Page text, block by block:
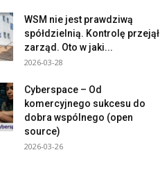
WSM nie jest prawdziwą
spółdzielnią. Kontrolę przejął
zarząd. Oto w jaki...
2026-03-28
Cyberspace – Od
komercyjnego sukcesu do
dobra wspólnego (open
source)
2026-03-26